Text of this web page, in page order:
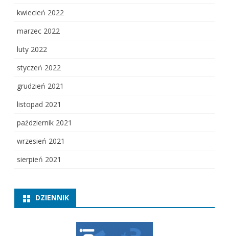
kwiecień 2022
marzec 2022
luty 2022
styczeń 2022
grudzień 2021
listopad 2021
październik 2021
wrzesień 2021
sierpień 2021
DZIENNIK